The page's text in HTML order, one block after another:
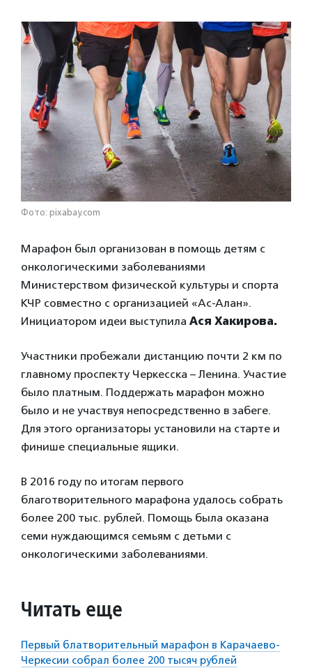
Фото: pixabay.com
Марафон был организован в помощь детям с
онкологическими заболеваниями
Министерством физической культуры и спорта
КЧР совместно с организацией «Ас-Алан».
Инициатором идеи выступила Ася Хакирова.
Участники пробежали дистанцию почти 2 км по
главному проспекту Черкесска – Ленина. Участие
было платным. Поддержать марафон можно
было и не участвуя непосредственно в забеге.
Для этого организаторы установили на старте и
финише специальные ящики.
В 2016 году по итогам первого
благотворительного марафона удалось собрать
более 200 тыс. рублей. Помощь была оказана
семи нуждающимся семьям с детьми с
онкологическими заболеваниями.
Читать еще
Первый блатворительный марафон в Карачаево-
Черкесии собрал более 200 тысяч рублей